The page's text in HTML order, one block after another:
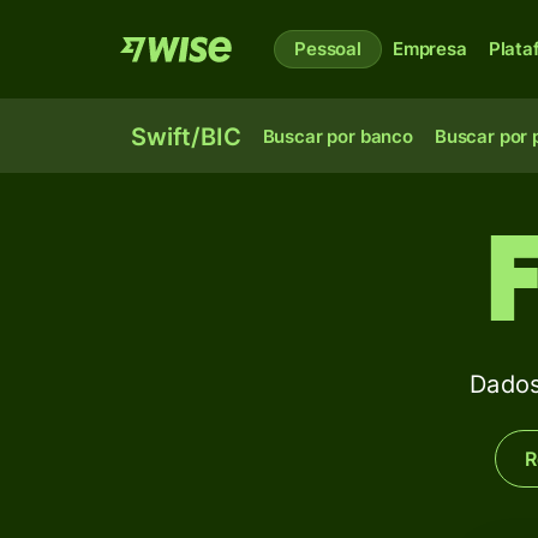
Pessoal Empresa
Swift/BIC Buscar por banco Buscar por